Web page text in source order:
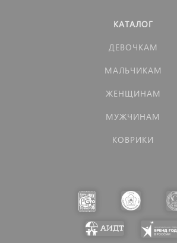
КАТАЛОГ
ДЕВОЧКАМ
МАЛЬЧИКАМ
ЖЕНЩИНАМ
МУЖЧИНАМ
КОВРИКИ